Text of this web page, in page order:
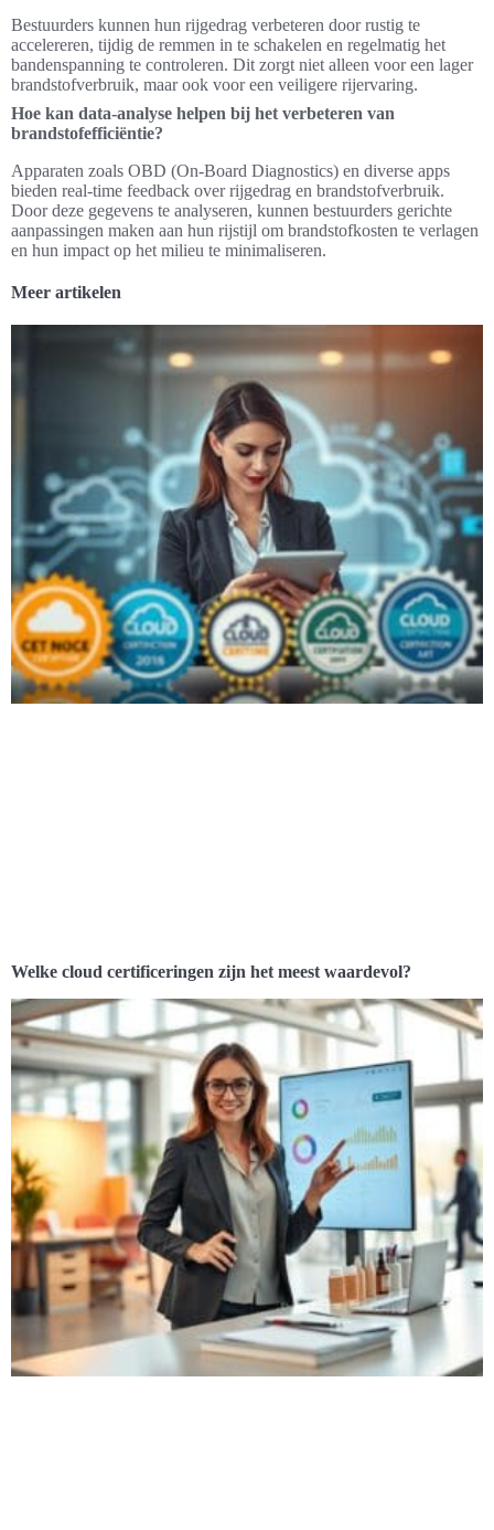
Bestuurders kunnen hun rijgedrag verbeteren door rustig te
accelereren, tijdig de remmen in te schakelen en regelmatig het
bandenspanning te controleren. Dit zorgt niet alleen voor een lager
brandstofverbruik, maar ook voor een veiligere rijervaring.
Hoe kan data-analyse helpen bij het verbeteren van
brandstofefficiëntie?
Apparaten zoals OBD (On-Board Diagnostics) en diverse apps
bieden real-time feedback over rijgedrag en brandstofverbruik.
Door deze gegevens te analyseren, kunnen bestuurders gerichte
aanpassingen maken aan hun rijstijl om brandstofkosten te verlagen
en hun impact op het milieu te minimaliseren.
Meer artikelen
Welke cloud certificeringen zijn het meest waardevol?